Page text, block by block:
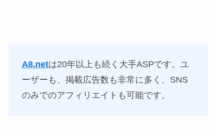
A8.netは20年以上も続く大手ASPです。ユ
ーザーも、掲載広告数も非常に多く、SNS
のみでのアフィリエイトも可能です。